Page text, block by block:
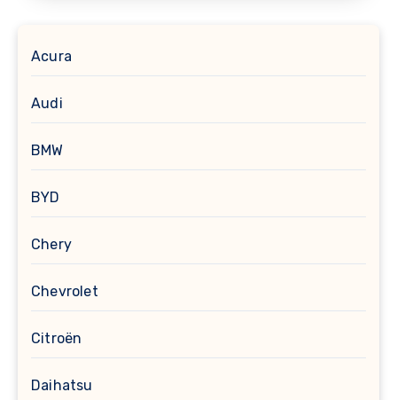
Acura
Audi
BMW
BYD
Chery
Chevrolet
Citroën
Daihatsu